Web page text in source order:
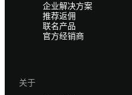
企业解决方案
推荐返佣
联名产品
官方经销商
关于